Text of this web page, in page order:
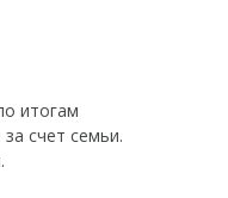
итогам
счет семьи.